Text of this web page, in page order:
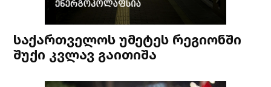
საქართველოს უმეტეს რეგიონში
შუქი კვლავ გაითიშა